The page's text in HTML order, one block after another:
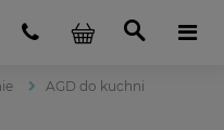
AGD do kuchni